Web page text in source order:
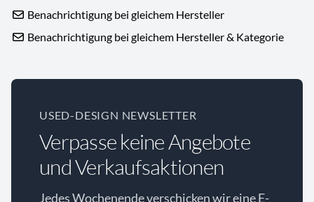
Benachrichtigung bei gleichem Hersteller
Benachrichtigung bei gleichem Hersteller & Kategorie
USED-DESIGN NEWSLETTER
Verpasse keine Angebote
und Verkaufsaktionen
Jedes Wochenende verschicken wir eine E-